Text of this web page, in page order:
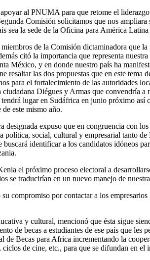
al PNUMA para que retome el
Comisión solicitamos que nos
sea la sede de la Oficina para América
de la Comisión dictaminadora que
citó la importancia que representa
México, y en donde nuestro país ha
resaltar las dos propuestas que en este
para el fortalecimiento de las autoridades
Diégues y Armas que convendría
lugar en Sudáfrica en junio próximo
este mismo año.
designada expuso que en congruencia con
política, social, cultural y empresarial tanto
identificar a los candidatos idóneos
el próximo proceso electoral a
se traducirían en un nuevo manejo de
compromiso por contactar a los
y cultural, mencionó que ésta sigue
de becas a estudiantes de ese país que
de Becas para Africa incrementando la
de cine, etc., para que se difundan en el